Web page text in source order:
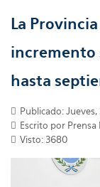
La
incremento
hasta
Publicado:
Escrito por Prensa
Visto: 3680